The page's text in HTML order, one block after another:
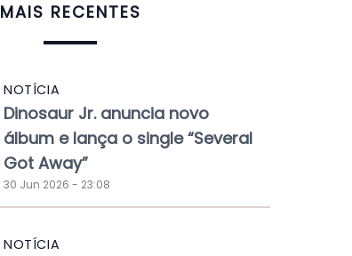
MAIS RECENTES
NOTÍCIA
Dinosaur Jr. anuncia novo
álbum e lança o single “Several
Got Away”
30 Jun 2026 - 23:08
NOTÍCIA